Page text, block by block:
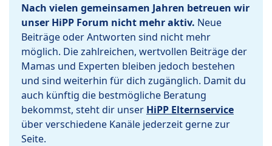
Nach vielen gemeinsamen Jahren betreuen wir
unser HiPP Forum nicht mehr aktiv. Neue
Beiträge oder Antworten sind nicht mehr
möglich. Die zahlreichen, wertvollen Beiträge der
Mamas und Experten bleiben jedoch bestehen
und sind weiterhin für dich zugänglich. Damit du
auch künftig die bestmögliche Beratung
bekommst, steht dir unser HiPP Elternservice
über verschiedene Kanäle jederzeit gerne zur
Seite.